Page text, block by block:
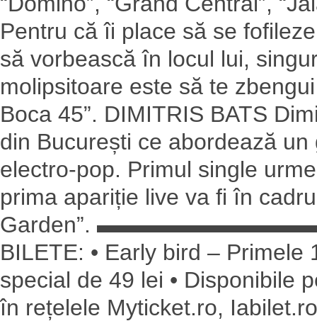
Pentru că îi place să se
să vorbească în locul lui,
molipsitoare este să te
Boca 45”. DIMITRIS BATS
din București ce abordează
electro-pop. Primul single
prima apariție live va fi în
Garden”.
BILETE: • Early bird –
special de 49 lei • Disponibile
în rețelele Myticket.ro,